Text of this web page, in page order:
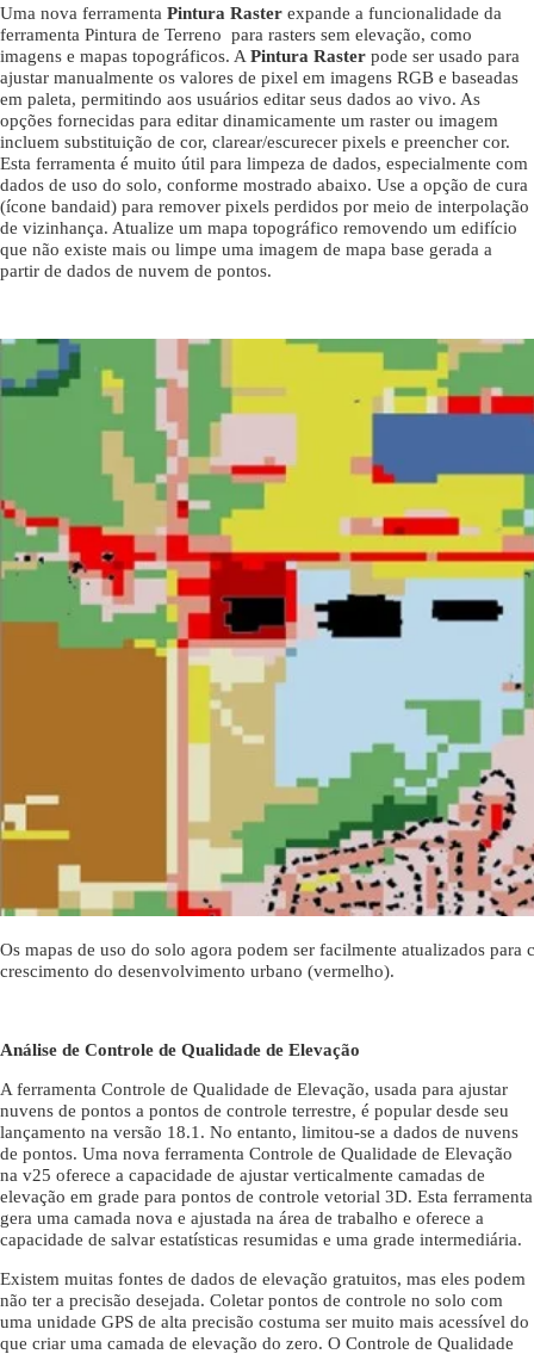
Uma nova ferramenta Pintura Raster expande a funcionalidade da
ferramenta Pintura de Terreno para rasters sem elevação, como
imagens e mapas topográficos. A Pintura Raster pode ser usado para
ajustar manualmente os valores de pixel em imagens RGB e baseadas
em paleta, permitindo aos usuários editar seus dados ao vivo. As
opções fornecidas para editar dinamicamente um raster ou imagem
incluem substituição de cor, clarear/escurecer pixels e preencher cor.
Esta ferramenta é muito útil para limpeza de dados, especialmente com
dados de uso do solo, conforme mostrado abaixo. Use a opção de cura
(ícone bandaid) para remover pixels perdidos por meio de interpolação
de vizinhança. Atualize um mapa topográfico removendo um edifício
que não existe mais ou limpe uma imagem de mapa base gerada a
partir de dados de nuvem de pontos.
Os mapas de uso do solo agora podem ser facilmente atualizados para
crescimento do desenvolvimento urbano (vermelho).
Análise de Controle de Qualidade de Elevação
A ferramenta Controle de Qualidade de Elevação, usada para ajustar
nuvens de pontos a pontos de controle terrestre, é popular desde seu
lançamento na versão 18.1. No entanto, limitou-se a dados de nuvens
de pontos. Uma nova ferramenta Controle de Qualidade de Elevação
na v25 oferece a capacidade de ajustar verticalmente camadas de
elevação em grade para pontos de controle vetorial 3D. Esta ferramenta
gera uma camada nova e ajustada na área de trabalho e oferece a
capacidade de salvar estatísticas resumidas e uma grade intermediária.
Existem muitas fontes de dados de elevação gratuitos, mas eles podem
não ter a precisão desejada. Coletar pontos de controle no solo com
uma unidade GPS de alta precisão costuma ser muito mais acessível do
que criar uma camada de elevação do zero. O Controle de Qualidade